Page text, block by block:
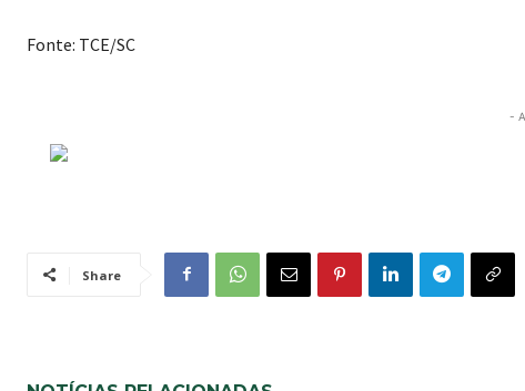
Fonte: TCE/SC
-
Share